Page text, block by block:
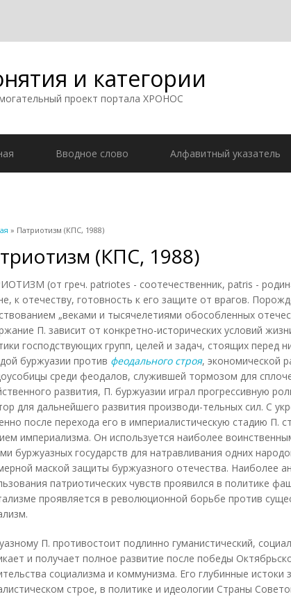
и категории
проект портала ХРОНОС
Вводное слово Алфавитный указатель
» Патриотизм (КПС, 1988)
(КПС, 1988)
(от греч. patriotes - соотечественник, patris -
к отечеству, готовность к его защите от врагов.
„веками и тысячелетиями обособленных
П. зависит от конкретно-исторических условий
господствующих групп, целей и задач, стоящих перед
буржуазии против феодального строя, экономической
среди феодалов, служившей тормозом для
развития, П. буржуазии играл прогрессивную
для дальнейшего развития производи-тельных сил. С
после перехода его в империалистическую стадию П.
империализма. Он используется наиболее
буржуазных государств для натравливания одних
маской защиты буржуазного отечества. Наиболее
патриотических чувств проявился в политике
проявляется в революционной борьбе против
П. противостоит подлинно гуманистический,
и получает полное развитие после победы
социализма и коммунизма. Его глубинные истоки
строе, в политике и идеологии Страны